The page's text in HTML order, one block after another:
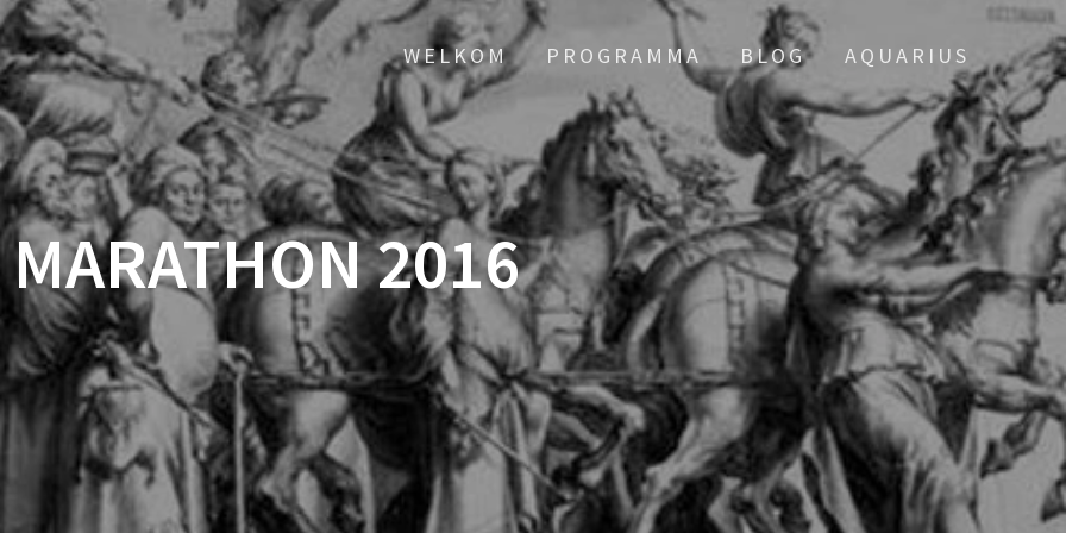
WELKOM PROGRAMMA BLOG AQUARIUS
MARATHON 2016